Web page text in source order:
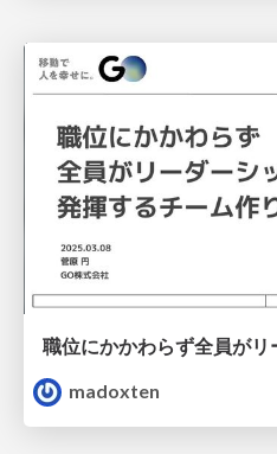
madoxten